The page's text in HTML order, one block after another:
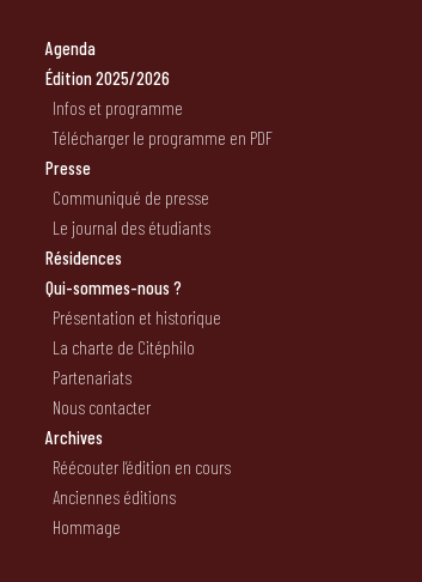
Agenda
Édition 2025/2026
Infos et programme
Télécharger le programme en PDF
Presse
Communiqué de presse
Le journal des étudiants
Résidences
Qui-sommes-nous ?
Présentation et historique
La charte de Citéphilo
Partenariats
Nous contacter
Archives
Réécouter l’édition en cours
Anciennes éditions
Hommage